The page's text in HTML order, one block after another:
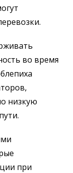
во время
низкую
при